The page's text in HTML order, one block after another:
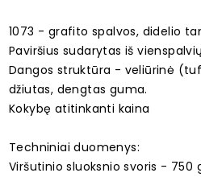
1073 - grafito spalvos, didelio
Paviršius sudarytas iš
Dangos struktūra - veliūrinė
džiutas, dengtas guma.
Kokybę atitinkanti kaina
Techniniai duomenys:
Viršutinio sluoksnio svoris - 750